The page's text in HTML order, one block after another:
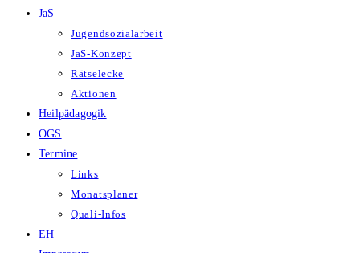
JaS
Jugendsozialarbeit
JaS-Konzept
Rätselecke
Aktionen
Heilpädagogik
OGS
Termine
Links
Monatsplaner
Quali-Infos
EH